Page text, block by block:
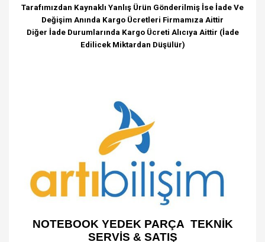
Tarafımızdan Kaynaklı Yanlış Ürün Gönderilmiş İse İade Ve
Değişim Anında Kargo Ücretleri Firmamıza Aittir
Diğer İade Durumlarında Kargo Ücreti Alıcıya Aittir (İade
Edilicek Miktardan Düşülür)
NOTEBOOK YEDEK PARÇA TEKNİK
SERVİS & SATIŞ